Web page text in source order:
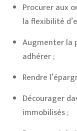
Procurer aux
la flexibilité
Augmenter la
adhérer ;
Rendre
Décourager
immobilisés ;